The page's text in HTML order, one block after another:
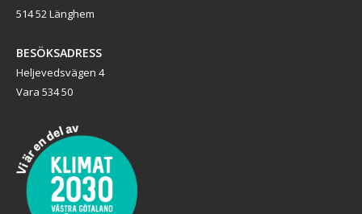
514 52 Länghem
BESÖKSADRESS
Heljevedsvägen 4
Vara 534 50